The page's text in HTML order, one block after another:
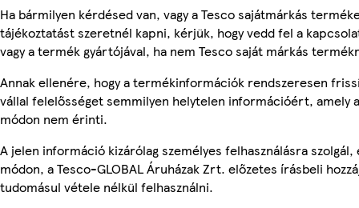
Ha bármilyen kérdésed van, vagy a Tesco sajátmárkás
tájékoztatást szeretnél kapni, kérjük, hogy vedd fel a
vagy a termék gyártójával, ha nem Tesco saját márkás
Annak ellenére, hogy a termékinformációk rendszeresen
vállal felelősséget semmilyen helytelen információért, amely
módon nem érinti.
A jelen információ kizárólag személyes felhasználásra
módon, a Tesco-GLOBAL Áruházak Zrt. előzetes írásbeli
tudomásul vétele nélkül felhasználni.